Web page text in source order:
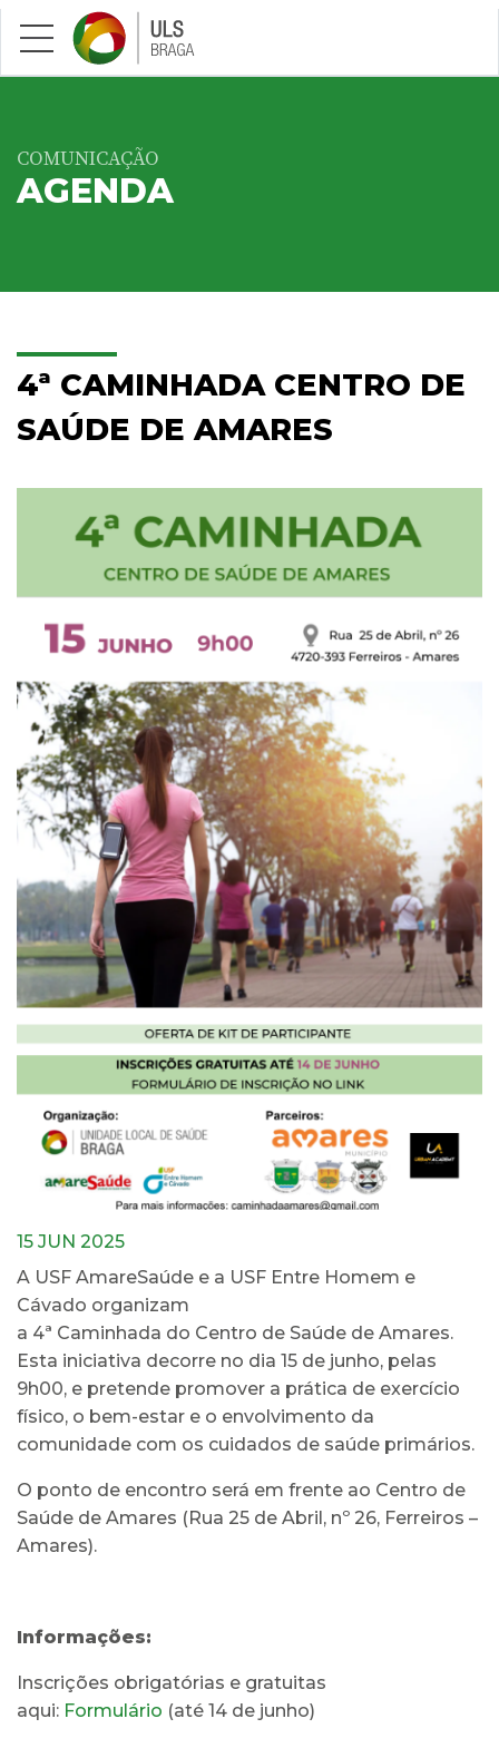
Saltar para conteúdo principal
COMUNICAÇÃO
AGENDA
4ª CAMINHADA CENTRO DE
SAÚDE DE AMARES
15 JUN 2025
A USF AmareSaúde e a USF Entre Homem e
Cávado organizam
a 4ª Caminhada do Centro de Saúde de Amares.
Esta iniciativa decorre no dia 15 de junho, pelas
9h00, e pretende promover a prática de exercício
físico, o bem-estar e o envolvimento da
comunidade com os cuidados de saúde primários.
O ponto de encontro será em frente ao Centro de
Saúde de Amares (Rua 25 de Abril, nº 26, Ferreiros –
Amares).
Informações:
Inscrições obrigatórias e gratuitas
aqui: Formulário (até 14 de junho)